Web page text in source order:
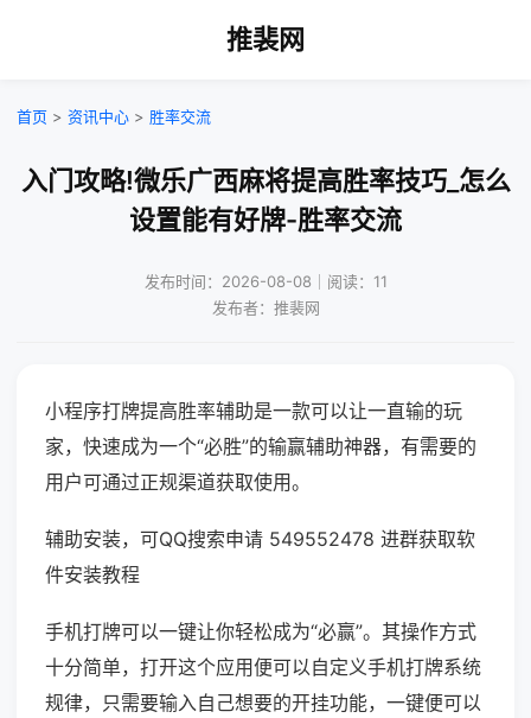
推裴网
首页 > 资讯中心 > 胜率交流
入门攻略!微乐广西麻将提高胜率技巧_怎么
设置能有好牌-胜率交流
发布时间：2026-08-08｜阅读：11
发布者：推裴网
小程序打牌提高胜率辅助是一款可以让一直输的玩
家，快速成为一个“必胜”的输赢辅助神器，有需要的
用户可通过正规渠道获取使用。
辅助安装，可QQ搜索申请 549552478 进群获取软
件安装教程
手机打牌可以一键让你轻松成为“必赢”。其操作方式
十分简单，打开这个应用便可以自定义手机打牌系统
规律，只需要输入自己想要的开挂功能，一键便可以